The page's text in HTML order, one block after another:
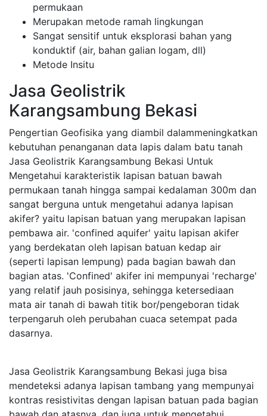
permukaan
Merupakan metode ramah lingkungan
Sangat sensitif untuk eksplorasi bahan yang
konduktif (air, bahan galian logam, dll)
Metode Insitu
Jasa Geolistrik
Karangsambung Bekasi
Pengertian Geofisika yang diambil dalammeningkatkan
kebutuhan penanganan data lapis dalam batu tanah
Jasa Geolistrik Karangsambung Bekasi Untuk
Mengetahui karakteristik lapisan batuan bawah
permukaan tanah hingga sampai kedalaman 300m dan
sangat berguna untuk mengetahui adanya lapisan
akifer? yaitu lapisan batuan yang merupakan lapisan
pembawa air. 'confined aquifer' yaitu lapisan akifer
yang berdekatan oleh lapisan batuan kedap air
(seperti lapisan lempung) pada bagian bawah dan
bagian atas. 'Confined' akifer ini mempunyai 'recharge'
yang relatif jauh posisinya, sehingga ketersediaan
mata air tanah di bawah titik bor/pengeboran tidak
terpengaruh oleh perubahan cuaca setempat pada
dasarnya.
Jasa Geolistrik Karangsambung Bekasi juga bisa
mendeteksi adanya lapisan tambang yang mempunyai
kontras resistivitas dengan lapisan batuan pada bagian